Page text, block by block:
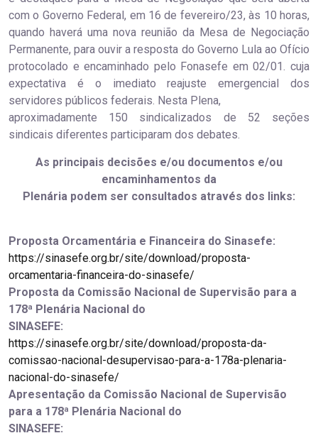
com o Governo Federal, em 16 de fevereiro/23, às 10 horas,
quando haverá uma nova reunião da Mesa de Negociação
Permanente, para ouvir a resposta do Governo Lula ao Ofício
protocolado e encaminhado pelo Fonasefe em 02/01. cuja
expectativa é o imediato reajuste emergencial dos
servidores públicos federais. Nesta Plena,
aproximadamente 150 sindicalizados de 52 seções
sindicais diferentes participaram dos debates.
As principais decisões e/ou documentos e/ou
encaminhamentos da
Plenária podem ser consultados através dos links:
Proposta Orcamentária e Financeira do Sinasefe:
https://sinasefe.org.br/site/download/proposta-
orcamentaria-financeira-do-sinasefe/
Proposta da Comissão Nacional de Supervisão para a
178ª Plenária Nacional do
SINASEFE:
https://sinasefe.org.br/site/download/proposta-da-
comissao-nacional-desupervisao-para-a-178a-plenaria-
nacional-do-sinasefe/
Apresentação da Comissão Nacional de Supervisão
para a 178ª Plenária Nacional do
SINASEFE: